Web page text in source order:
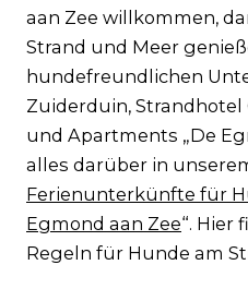
aan Zee willkommen,
Strand und Meer
hundefreundlichen
Zuiderduin, Strandhotel
und Apartments „De
alles darüber in
Ferienunterkünfte für
Egmond aan Zee“. Hier
Regeln für Hunde am